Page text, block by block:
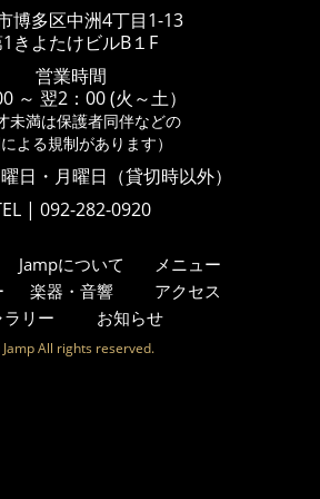
博多区中洲4丁目1-13
きよたけビルB１F
営業時間
～ 翌2：00 (火～土）
未満は保護者同伴などの
よる規制があります）
日・月曜日（貸切時以外）
| 092-282-0920
Jampについて
メニュー
楽器・音響
アクセス
ラリー
お知らせ
All rights reserved.